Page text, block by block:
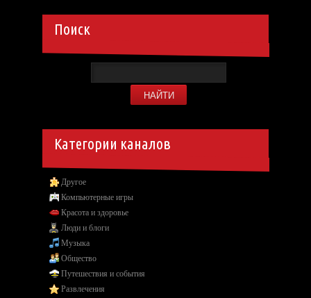
Поиск
Категории каналов
Другое
Компьютерные игры
Красота и здоровье
Люди и блоги
Музыка
Общество
Путешествия и события
Развлечения